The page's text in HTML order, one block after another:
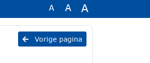
A A A
Vorige pagina